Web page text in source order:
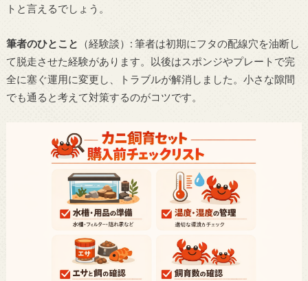
トと言えるでしょう。
筆者のひとこと
（経験談）: 筆者は初期にフタの配線穴を油断し
て脱走させた経験があります。以後はスポンジやプレートで完
全に塞ぐ運用に変更し、トラブルが解消しました。小さな隙間
でも通ると考えて対策するのがコツです。